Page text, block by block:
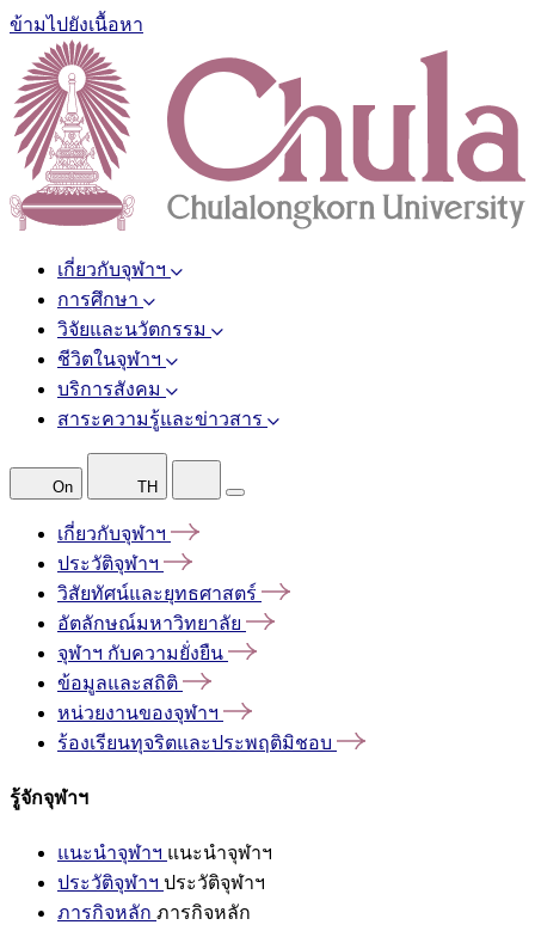
ข้ามไปยังเนื้อหา
เกี่ยวกับจุฬาฯ
การศึกษา
วิจัยและนวัตกรรม
ชีวิตในจุฬาฯ
บริการสังคม
สาระความรู้และข่าวสาร
On TH
เกี่ยวกับจุฬาฯ
ประวัติจุฬาฯ
วิสัยทัศน์และยุทธศาสตร์
อัตลักษณ์มหาวิทยาลัย
จุฬาฯ กับความยั่งยืน
ข้อมูลและสถิติ
หน่วยงานของจุฬาฯ
ร้องเรียนทุจริตและประพฤติมิชอบ
รู้จักจุฬาฯ
แนะนำจุฬาฯ แนะนำจุฬาฯ
ประวัติจุฬาฯ ประวัติจุฬาฯ
ภารกิจหลัก ภารกิจหลัก